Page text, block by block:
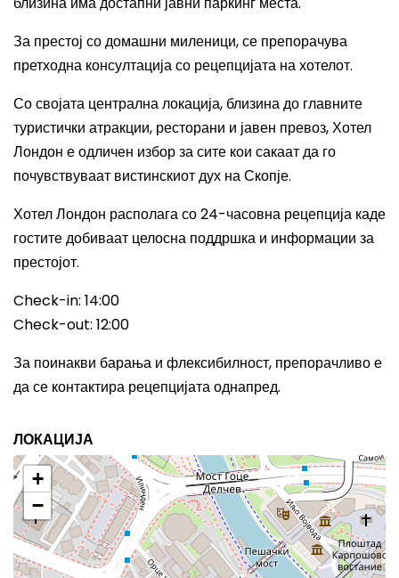
За престој со домашни миленици, се препорачува
претходна консултација со рецепцијата на хотелот.
Со својата централна локација, близина до главните
туристички атракции, ресторани и јавен превоз, Хотел
Лондон е одличен избор за сите кои сакаат да го
почувствуваат вистинскиот дух на Скопје.
Хотел Лондон располага со 24-часовна рецепција каде
гостите добиваат целосна поддршка и информации за
престојот.
Check-in: 14:00
Check-out: 12:00
За поинакви барања и флексибилност, препорачливо е
да се контактира рецепцијата однапред.
ЛОКАЦИЈА
+
−